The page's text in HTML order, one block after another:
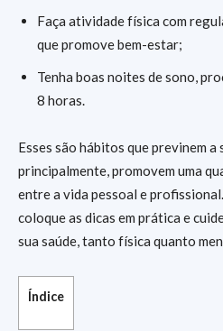
Faça atividade física com
que promove bem-estar;
Tenha boas noites de sono,
8 horas.
Esses são hábitos que previnem
principalmente, promovem uma
entre a vida pessoal e
coloque as dicas em prática e
sua saúde, tanto física quanto
Índice